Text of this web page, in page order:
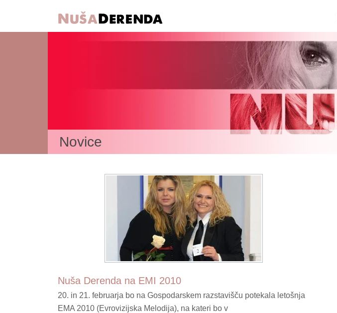
Novice
Nuša Derenda na EMI 2010
20. in 21. februarja bo na Gospodarskem razstavišču potekala letošnja
EMA 2010 (Evrovizijska Melodija), na kateri bo v